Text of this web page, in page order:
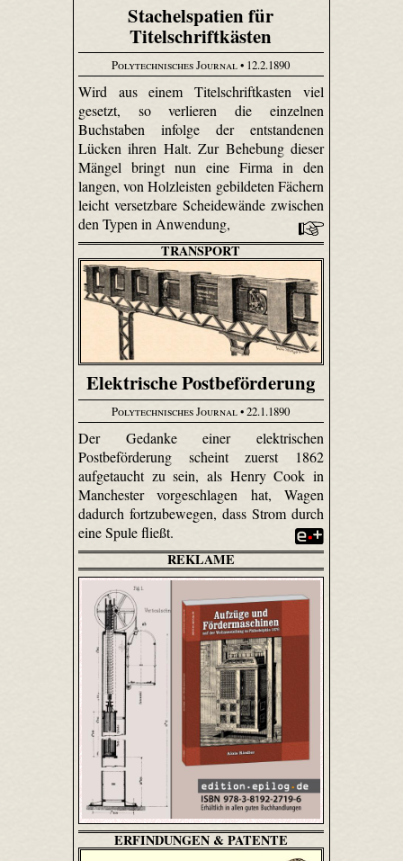
Stachelspatien für
Titelschriftkästen
Polytechnisches Journal• 12.2.1890
Wird aus einem Titelschriftkasten viel
gesetzt, so verlieren die einzelnen
Buchstaben infolge der entstandenen
Lücken ihren Halt. Zur Behebung dieser
Mängel bringt nun eine Firma in den
langen, von Holzleisten gebildeten Fächern
leicht versetzbare Scheidewände zwischen
den Typen in Anwendung,
TRANSPORT
Elektrische Postbeförderung
Polytechnisches Journal• 22.1.1890
Der Gedanke einer elektrischen
Postbeförderung scheint zuerst 1862
aufgetaucht zu sein, als Henry Cook in
Manchester vorgeschlagen hat, Wagen
dadurch fortzubewegen, dass Strom durch
eine Spule fließt.
REKLAME
ERFINDUNGEN & PATENTE